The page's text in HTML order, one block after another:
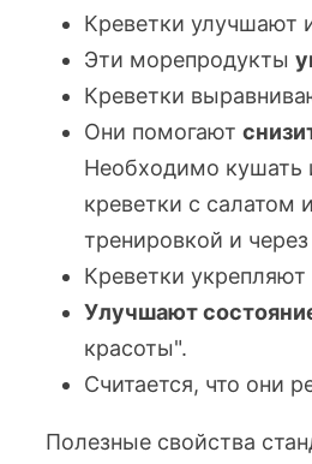
Креветки улучшают
Эти морепродукты
Креветки
Они помогают
Необходимо кушать
креветки с салатом
тренировкой и
Креветки укрепляют
Улучшают
красоты".
Считается, что они
Полезные свойства